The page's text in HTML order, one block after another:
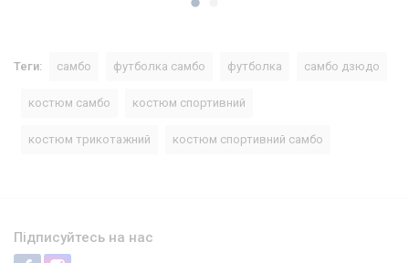
Теги: самбо футболка самбо футболка самбо дзюдо
костюм самбо костюм спортивний
костюм трикотажний костюм спортивний самбо
Підписуйтесь на нас